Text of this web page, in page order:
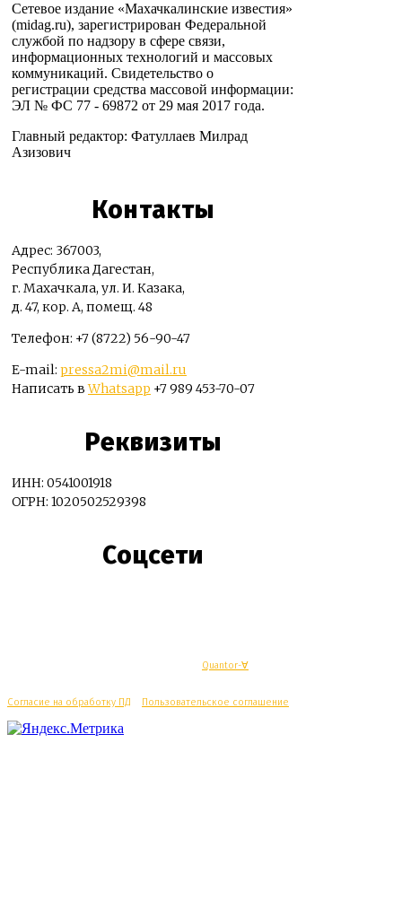
Сетевое издание «Махачкалинские известия»
(midag.ru), зарегистрирован Федеральной
службой по надзору в сфере связи,
информационных технологий и массовых
коммуникаций. Свидетельство о
регистрации средства массовой информации:
ЭЛ № ФС 77 - 69872 от 29 мая 2017 года.
Главный редактор: Фатуллаев Милрад
Азизович
Контакты
Адрес: 367003,
Республика Дагестан,
г. Махачкала, ул. И. Казака,
д. 47, кор. А, помещ. 48
Телефон: +7 (8722) 56-90-47
E-mail: pressa2mi@mail.ru
Написать вWhatsapp +7 989 453-70-07
Реквизиты
ИНН: 0541001918
ОГРН: 1020502529398
Соцсети
Quantor-∀
Согласие на обработку ПД Пользовательское соглашение